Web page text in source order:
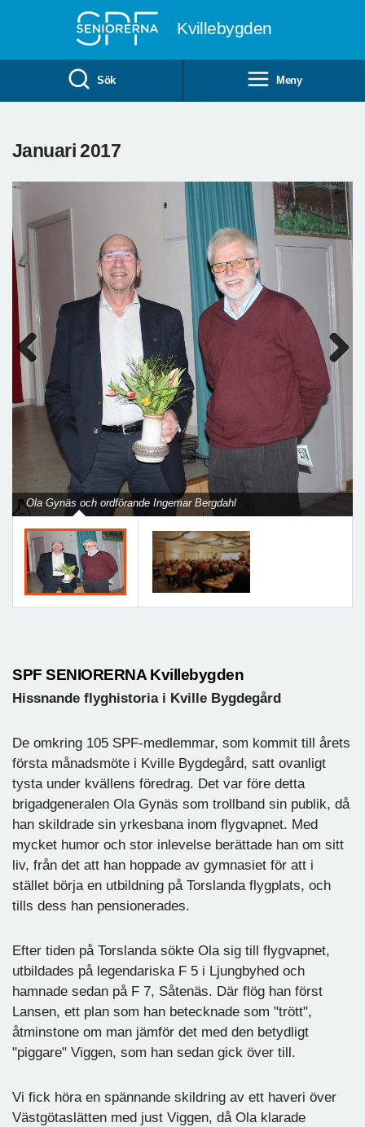
Kvillebygden
Sök Meny
Januari 2017
Ola Gynäs och ordförande Ingemar Bergdahl
Previous
SPF SENIORERNA Kvillebygden
Hissnande flyghistoria i Kville Bygdegård
De omkring 105 SPF-medlemmar, som kommit till årets
första månadsmöte i Kville Bygdegård, satt ovanligt
tysta under kvällens föredrag. Det var före detta
brigadgeneralen Ola Gynäs som trollband sin publik, då
han skildrade sin yrkesbana inom flygvapnet. Med
mycket humor och stor inlevelse berättade han om sitt
liv, från det att han hoppade av gymnasiet för att i
stället börja en utbildning på Torslanda flygplats, och
tills dess han pensionerades.
Efter tiden på Torslanda sökte Ola sig till flygvapnet,
utbildades på legendariska F 5 i Ljungbyhed och
hamnade sedan på F 7, Såtenäs. Där flög han först
Lansen, ett plan som han betecknade som "trött",
åtminstone om man jämför det med den betydligt
"piggare" Viggen, som han sedan gick över till.
Vi fick höra en spännande skildring av ett haveri över
Västgötaslätten med just Viggen, då Ola klarade